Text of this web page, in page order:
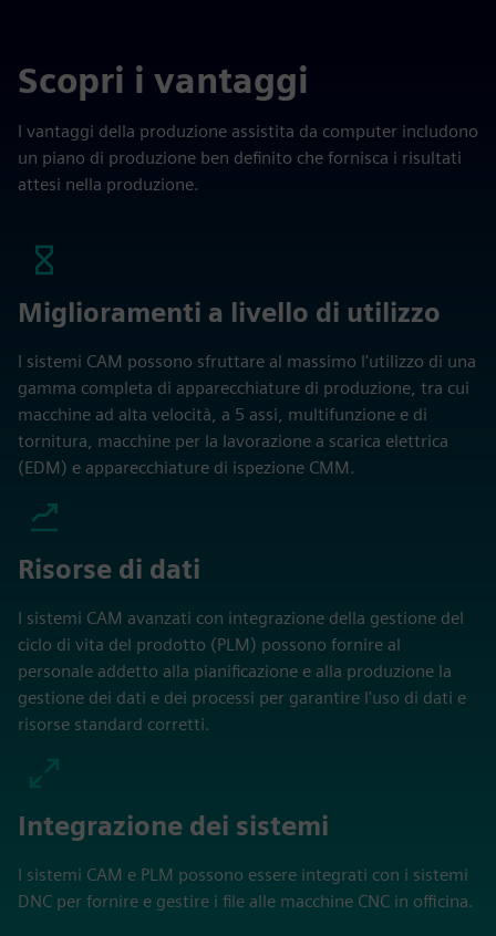
Scopri i vantaggi
I vantaggi della produzione assistita da computer includono
un piano di produzione ben definito che fornisca i risultati
attesi nella produzione.
Miglioramenti a livello di utilizzo
I sistemi CAM possono sfruttare al massimo l'utilizzo di una
gamma completa di apparecchiature di produzione, tra cui
macchine ad alta velocità, a 5 assi, multifunzione e di
tornitura, macchine per la lavorazione a scarica elettrica
(EDM) e apparecchiature di ispezione CMM.
Risorse di dati
I sistemi CAM avanzati con integrazione della gestione del
ciclo di vita del prodotto (PLM) possono fornire al
personale addetto alla pianificazione e alla produzione la
gestione dei dati e dei processi per garantire l'uso di dati e
risorse standard corretti.
Integrazione dei sistemi
I sistemi CAM e PLM possono essere integrati con i sistemi
DNC per fornire e gestire i file alle macchine CNC in officina.